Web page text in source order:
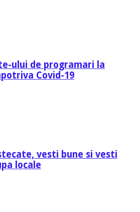
ului de programari la
Covid-19
vesti bune si vesti
locale